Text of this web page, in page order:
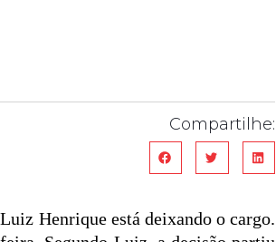
Compartilhe:
Henrique está deixando o cargo.